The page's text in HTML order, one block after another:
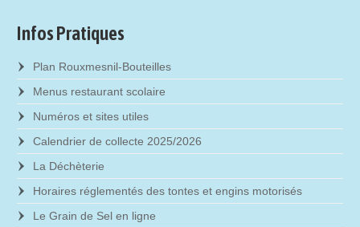
Infos Pratiques
Plan Rouxmesnil-Bouteilles
Menus restaurant scolaire
Numéros et sites utiles
Calendrier de collecte 2025/2026
La Déchèterie
Horaires réglementés des tontes et engins motorisés
Le Grain de Sel en ligne